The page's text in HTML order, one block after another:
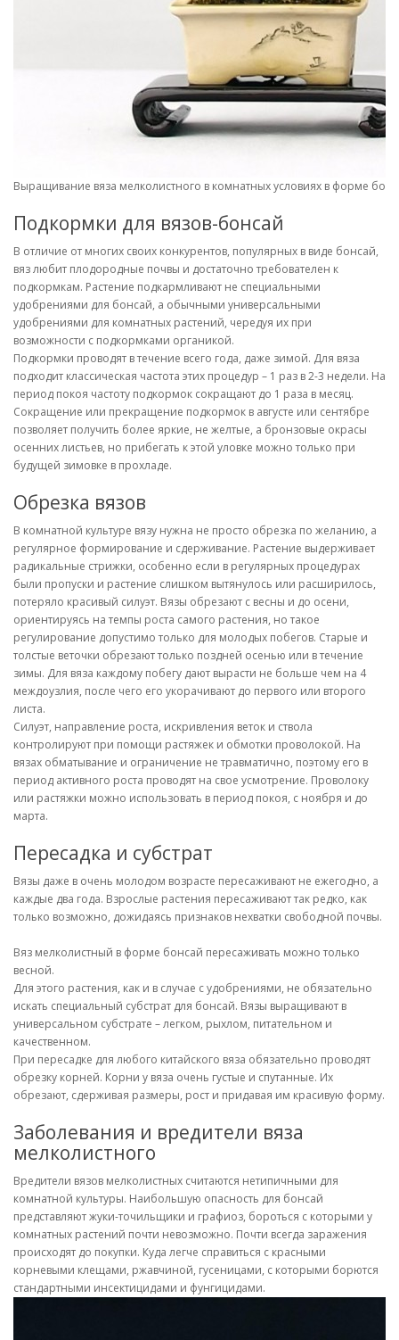
Выращивание вяза мелколистного в комнатных условиях в форме
Подкормки для вязов-бонсай
В отличие от многих своих конкурентов, популярных в виде бонсай,
вяз любит плодородные почвы и достаточно требователен к
подкормкам. Растение подкармливают не специальными
удобрениями для бонсай, а обычными универсальными
удобрениями для комнатных растений, чередуя их при
возможности с подкормками органикой.
Подкормки проводят в течение всего года, даже зимой. Для вяза
подходит классическая частота этих процедур – 1 раз в 2-3 недели. На
период покоя частоту подкормок сокращают до 1 раза в месяц.
Сокращение или прекращение подкормок в августе или сентябре
позволяет получить более яркие, не желтые, а бронзовые окрасы
осенних листьев, но прибегать к этой уловке можно только при
будущей зимовке в прохладе.
Обрезка вязов
В комнатной культуре вязу нужна не просто обрезка по желанию, а
регулярное формирование и сдерживание. Растение выдерживает
радикальные стрижки, особенно если в регулярных процедурах
были пропуски и растение слишком вытянулось или расширилось,
потеряло красивый силуэт. Вязы обрезают с весны и до осени,
ориентируясь на темпы роста самого растения, но такое
регулирование допустимо только для молодых побегов. Старые и
толстые веточки обрезают только поздней осенью или в течение
зимы. Для вяза каждому побегу дают вырасти не больше чем на 4
междоузлия, после чего его укорачивают до первого или второго
листа.
Силуэт, направление роста, искривления веток и ствола
контролируют при помощи растяжек и обмотки проволокой. На
вязах обматывание и ограничение не травматично, поэтому его в
период активного роста проводят на свое усмотрение. Проволоку
или растяжки можно использовать в период покоя, с ноября и до
марта.
Пересадка и субстрат
Вязы даже в очень молодом возрасте пересаживают не ежегодно, а
каждые два года. Взрослые растения пересаживают так редко, как
только возможно, дожидаясь признаков нехватки свободной почвы.
Вяз мелколистный в форме бонсай пересаживать можно только
весной.
Для этого растения, как и в случае с удобрениями, не обязательно
искать специальный субстрат для бонсай. Вязы выращивают в
универсальном субстрате – легком, рыхлом, питательном и
качественном.
При пересадке для любого китайского вяза обязательно проводят
обрезку корней. Корни у вяза очень густые и спутанные. Их
обрезают, сдерживая размеры, рост и придавая им красивую форму.
Заболевания и вредители вяза
мелколистного
Вредители вязов мелколистных считаются нетипичными для
комнатной культуры. Наибольшую опасность для бонсай
представляют жуки-точильщики и графиоз, бороться с которыми у
комнатных растений почти невозможно. Почти всегда заражения
происходят до покупки. Куда легче справиться с красными
корневыми клещами, ржавчиной, гусеницами, с которыми борются
стандартными инсектицидами и фунгицидами.